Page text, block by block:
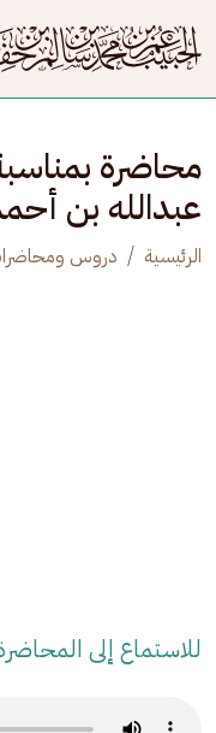
محاضرة
عبدالله بن
الرئيسية دروس
للاستماع إلى
Audio Stream